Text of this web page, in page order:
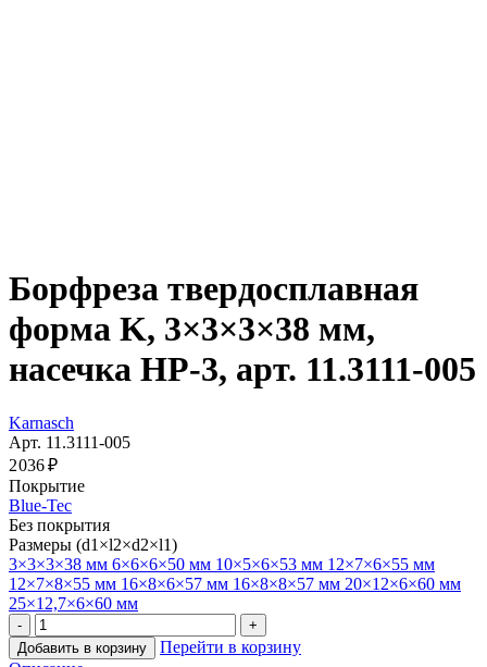
Борфреза твердосплавная
форма K, 3×3×3×38 мм,
насечка HP-3, арт. 11.3111-005
Karnasch
Арт. 11.3111-005
2 036 ₽
Покрытие
Blue-Tec
Без покрытия
Размеры (d1×l2×d2×l1)
3×3×3×38 мм 6×6×6×50 мм 10×5×6×53 мм 12×7×6×55 мм
12×7×8×55 мм 16×8×6×57 мм 16×8×8×57 мм 20×12×6×60 мм
25×12,7×6×60 мм
Добавить в корзину
Перейти в корзину